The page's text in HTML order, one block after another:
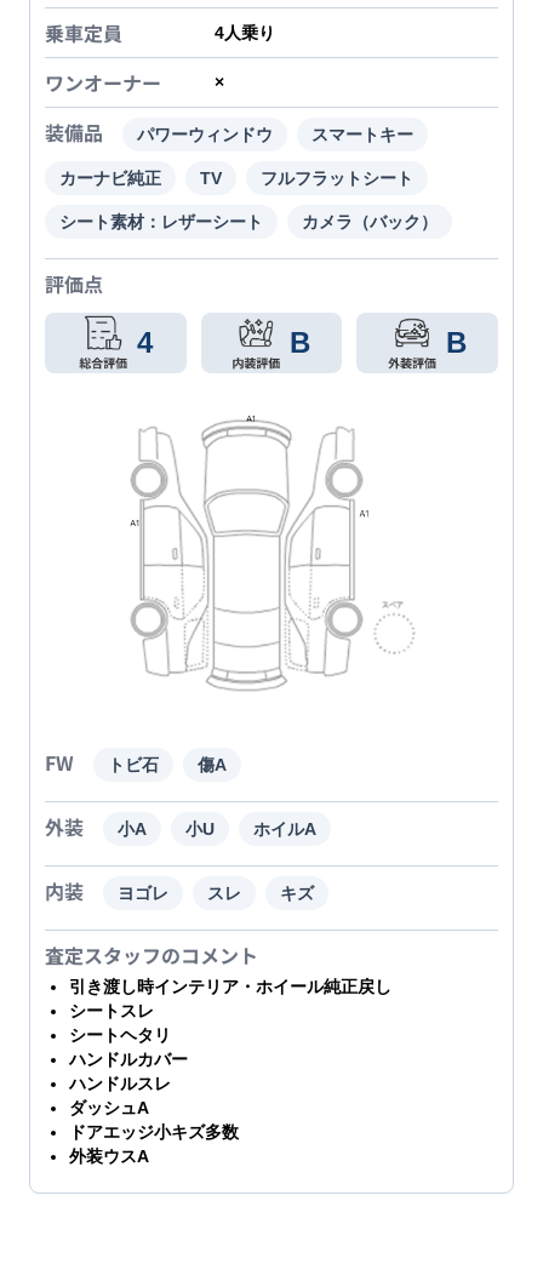
乗車定員 4人乗り
ワンオーナー ×
装備品 パワーウィンドウ スマートキー
カーナビ純正 TV フルフラットシート
シート素材：レザーシート カメラ（バック）
評価点
4 B B
FW トビ石 傷A
外装 小A 小U ホイルA
内装 ヨゴレ スレ キズ
査定スタッフのコメント
引き渡し時インテリア・ホイール純正戻し
シートスレ
シートヘタリ
ハンドルカバー
ハンドルスレ
ダッシュA
ドアエッジ小キズ多数
外装ウスA